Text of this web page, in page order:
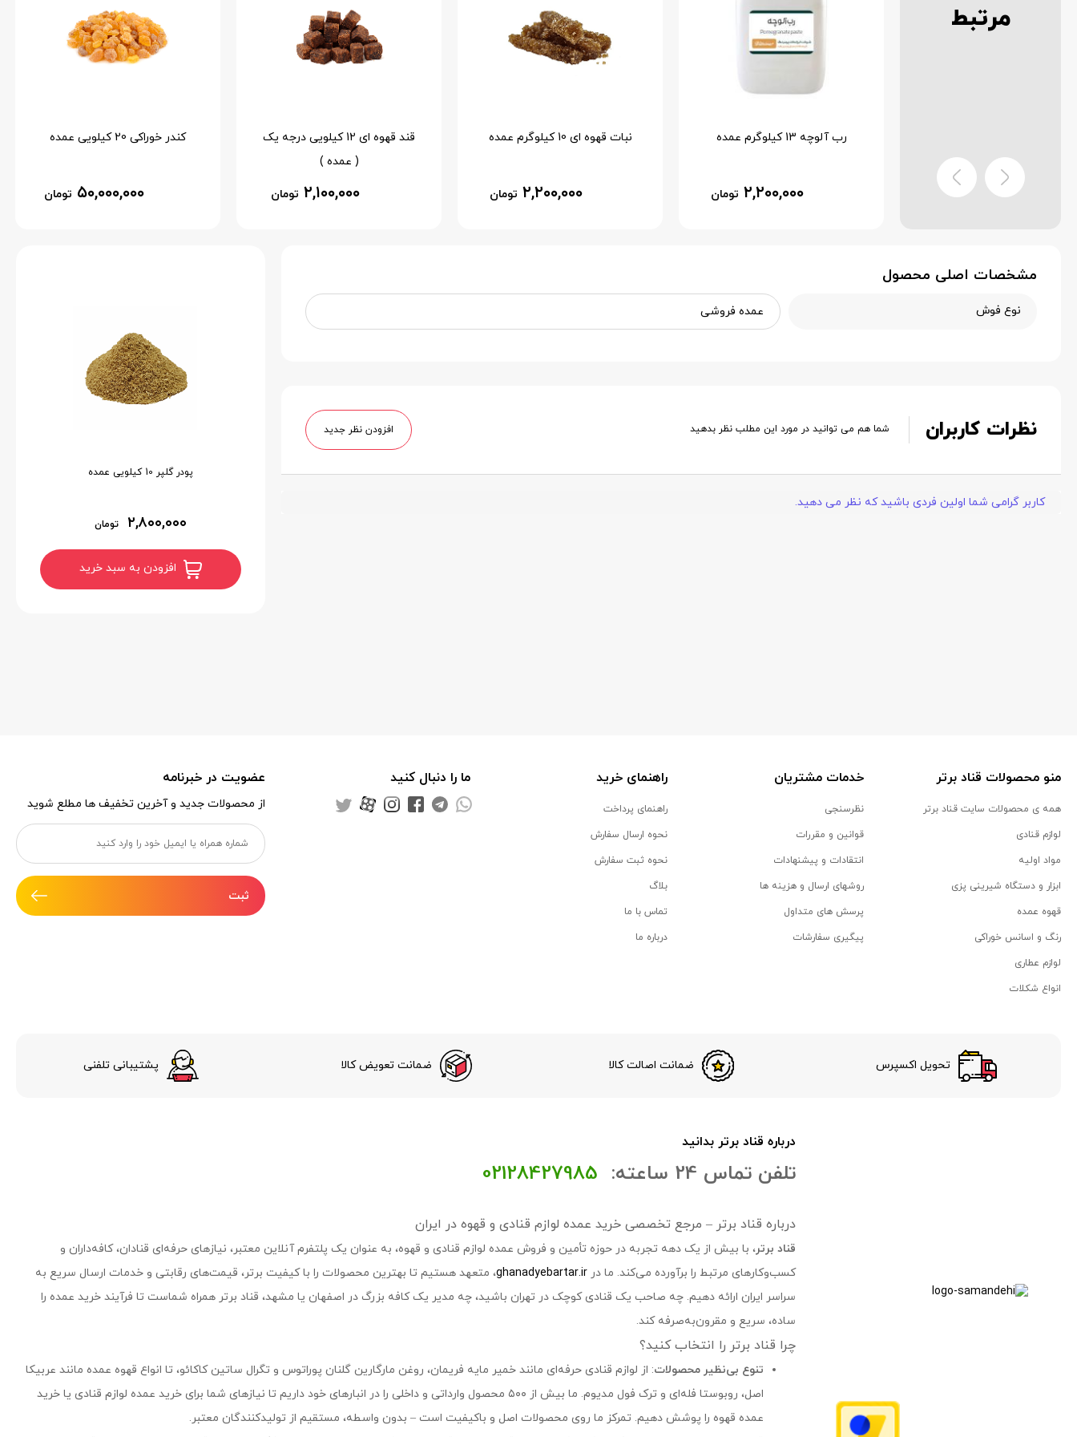
مرتبط
ناموجود
رب آلوچه 13 کیلوگرم عمده
۲,۲۰۰,۰۰۰ تومان
نبات قهوه ای 10 کیلوگرم عمده
۲,۲۰۰,۰۰۰ تومان
قند قهوه ای 12 کیلویی درجه یک
( عمده )
۲,۱۰۰,۰۰۰ تومان
کندر خوراکی 20 کیلویی عمده
۵۰,۰۰۰,۰۰۰ تومان
مشخصات اصلی محصول
نوع فوش عمده فروشی
نظرات کاربران شما هم می توانید در مورد این مطلب نظر بدهید افزودن نظر جدید
کاربر گرامی شما اولین فردی باشید که نظر می دهید.
پودر گلپر 10 کیلویی عمده
۲,۸۰۰,۰۰۰ تومان
افزودن به سبد خرید
منو محصولات قناد برتر
همه ی محصولات سایت قناد برتر
لوازم قنادی
مواد اولیه
ابزار و دستگاه شیرینی پزی
قهوه عمده
رنگ و اسانس خوراکی
لوازم عطاری
انواع شکلات
خدمات مشتریان
نظرسنجی
قوانین و مقررات
انتقادات و پیشنهادات
روشهای ارسال و هزینه ها
پرسش های متداول
پیگیری سفارشات
راهنمای خرید
راهنمای پرداخت
نحوه ارسال سفارش
نحوه ثبت سفارش
بلاگ
تماس با ما
درباره ما
ما را دنبال کنید عضویت در خبرنامه
از محصولات جدید و آخرین تخفیف ها مطلع شوید
ثبت
تحویل اکسپرس ضمانت اصالت کالا ضمانت تعویض کالا پشتیبانی تلفنی
درباره قناد برتر بدانید
تلفن تماس 24 ساعته: 02128427985
درباره قناد برتر – مرجع تخصصی خرید عمده لوازم قنادی و قهوه در ایران
قناد برتر، با بیش از یک دهه تجربه در حوزه تأمین و فروش عمده لوازم قنادی و قهوه، به عنوان یک پلتفرم آنلاین معتبر، نیازهای حرفه‌ای قنادان، کافه‌داران و
کسب‌وکارهای مرتبط را برآورده می‌کند. ما در ghanadyebartar.ir، متعهد هستیم تا بهترین محصولات را با کیفیت برتر، قیمت‌های رقابتی و خدمات ارسال سریع به
سراسر ایران ارائه دهیم. چه صاحب یک قنادی کوچک در تهران باشید، چه مدیر یک کافه بزرگ در اصفهان یا مشهد، قناد برتر همراه شماست تا فرآیند خرید عمده را
ساده، سریع و مقرون‌به‌صرفه کند.
چرا قناد برتر را انتخاب کنید؟
تنوع بی‌نظیر محصولات: از لوازم قنادی حرفه‌ای مانند خمیر مایه فریمان، روغن مارگارین گلنان پوراتوس و تگرال ساتین کاکائو، تا انواع قهوه عمده مانند عربیکا
اصل، روبوستا فله‌ای و ترک فول مدیوم. ما بیش از ۵۰۰ محصول وارداتی و داخلی را در انبارهای خود داریم تا نیازهای شما برای خرید عمده لوازم قنادی یا خرید
عمده قهوه را پوشش دهیم. تمرکز ما روی محصولات اصل و باکیفیت است – بدون واسطه، مستقیم از تولیدکنندگان معتبر.